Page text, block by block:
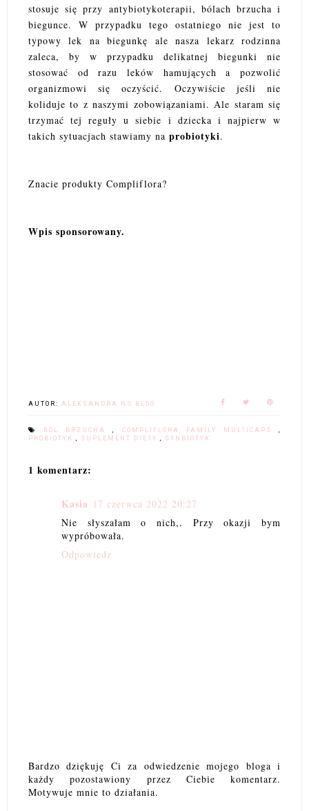
stosuje się przy antybiotykoterapii, bólach brzucha i
biegunce. W przypadku tego ostatniego nie jest to
typowy lek na biegunkę ale nasza lekarz rodzinna
zaleca, by w przypadku delikatnej biegunki nie
stosować od razu leków hamujących a pozwolić
organizmowi się oczyścić. Oczywiście jeśli nie
koliduje to z naszymi zobowiązaniami. Ale staram się
trzymać tej reguły u siebie i dziecka i najpierw w
takich sytuacjach stawiamy na probiotyki.
Znacie produkty Compliflora?
Wpis sponsorowany.
AUTOR: ALEKSANDRA NS BLOG
BÓL BRZUCHA, COMPLIFLORA FAMILY MULTICAPS,
PROBIOTYK , SUPLEMENT DIETY , SYNBIOTYK
1 komentarz:
Kasia 17 czerwca 2022 20:27
Nie słyszałam o nich,. Przy okazji bym
wypróbowała.
Odpowiedz
Bardzo dziękuję Ci za odwiedzenie mojego bloga i
każdy pozostawiony przez Ciebie komentarz.
Motywuje mnie to działania.